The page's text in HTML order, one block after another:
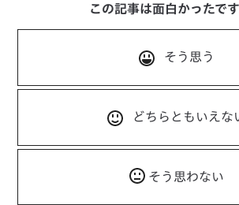
この記事は面白かったで
そう思う
どちらともいえな
そう思わない